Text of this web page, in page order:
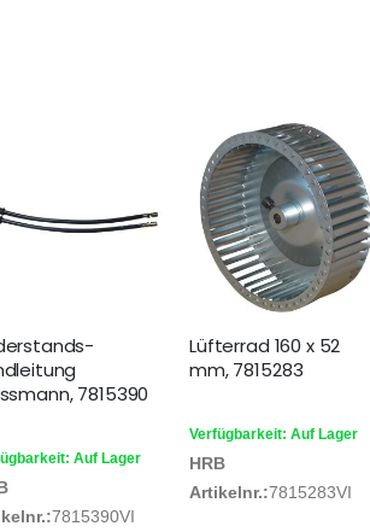
7815390
Auf Lager
7815390VI
Lüfterrad 160 x 52
mm, 7815283
Verfügbarkeit: Auf Lager
HRB
Artikelnr.:7815283VI